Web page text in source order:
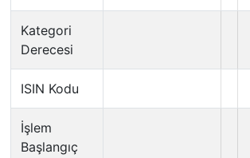
Kategori
Derecesi
ISIN Kodu
İşlem
Başlangıç